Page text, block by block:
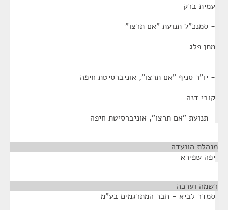
עמית ברק
- סמנכ"ל תנועת "אם תרצו"
מתן פלג
- יו"ר סניף "אם תרצו", אוניברסיטת חיפה
קובי דנה
- תנועת "אם תרצו", אוניברסיטת חיפה
מנהלת הוועדה
יפה שפירא
רשמה וערכה
סמדר לביא - חבר המתרגמים בע"מ